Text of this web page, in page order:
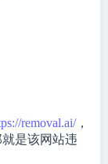
removal.ai/，
是该网站违